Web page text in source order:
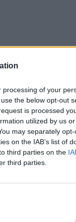
of your
the below opt-out
is processed
utilized by us
may separately
on the IAB’s list of
third parties on the
third parties.
meczu z
Club. W
pojedynków
będziemy
niż
G2 Arctic